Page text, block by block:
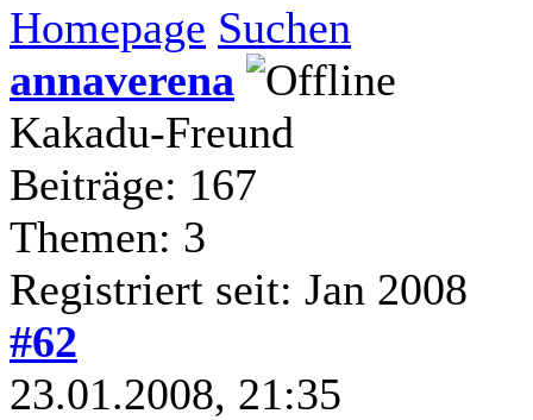
Homepage Suchen
annaverena
Kakadu-Freund
Beiträge: 167
Themen: 3
Registriert seit: Jan 2008
#62
23.01.2008, 21:35